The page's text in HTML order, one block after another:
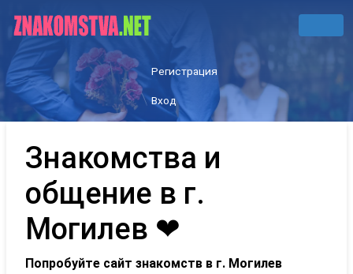
Регистрация
Вход
Знакомства и
общение в г.
Могилев ❤
Попробуйте сайт знакомств в г. Могилев